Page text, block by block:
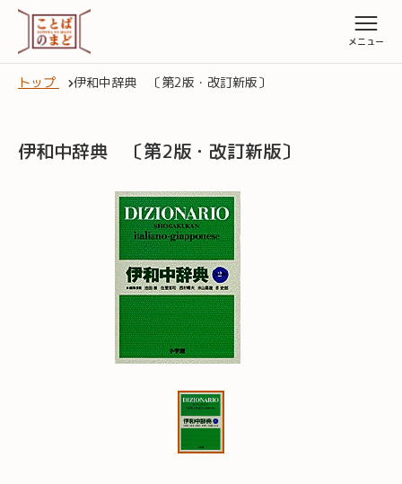
トップ 伊和中辞典 〔第2版・改訂新版〕
伊和中辞典 〔第2版・改訂新版〕